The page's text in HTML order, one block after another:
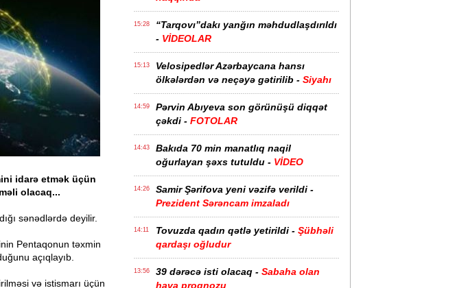
idarə etmək üçün
olacaq...
sənədlərdə deyilir.
Pentaqonun təxmin
açıqlayıb.
və istismarı üçün
15:28
“Tarqovı”dakı yanğın məhdudlaşdırıldı
- VİDEOLAR
15:13
Velosipedlər Azərbaycana hansı
ölkələrdən və neçəyə gətirilib - Siyahı
14:59
Pərvin Abıyeva son görünüşü diqqət
çəkdi - FOTOLAR
14:43
Bakıda 70 min manatlıq naqil
oğurlayan şəxs tutuldu - VİDEO
14:26
Samir Şərifova yeni vəzifə verildi -
Prezident Sərəncam imzaladı
14:11 Tovuzda qadın qətlə yetirildi - Şübhəli
qardaşı oğludur
13:56 39 dərəcə isti olacaq - Sabaha olan
hava proqnozu